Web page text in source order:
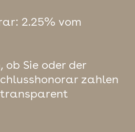
2.25% vom
ob Sie oder der
zahlen